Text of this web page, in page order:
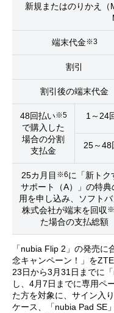
新規またはのりかえ（
端末代金※3
割引
割引後の端末代金
48回払い※5
で購入した
場合の分割
支払金
1～24
25～48
25カ月目 ※6に「新トク
サポート（A）」の特典
用を申し込み、ソフトバ
株式会社が端末を回収
た場合の支払総額
「nubia Flip 2」の発売
念キャンペーン！」を
23日から3月31日までに
し、4月7日までに専用ペ
た方を対象に、サイン入
ケース、「nubia Pad SE